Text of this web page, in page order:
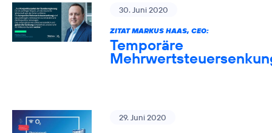
30. Juni 2020
ZITAT MARKUS HAAS, CEO:
Temporäre
29. Juni 2020